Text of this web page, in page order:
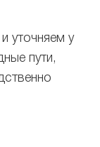
уточняем у
пути,